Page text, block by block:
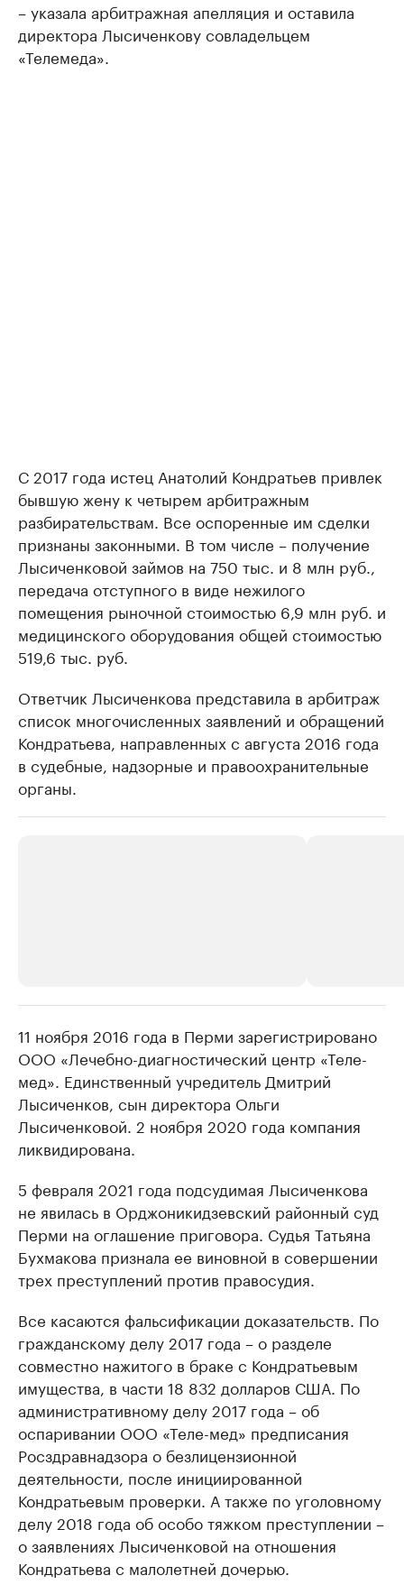
– указала арбитражная апелляция и оставила
директора Лысиченкову совладельцем
«Телемеда».
С 2017 года истец Анатолий Кондратьев привлек
бывшую жену к четырем арбитражным
разбирательствам. Все оспоренные им сделки
признаны законными. В том числе – получение
Лысиченковой займов на 750 тыс. и 8 млн руб.,
передача отступного в виде нежилого
помещения рыночной стоимостью 6,9 млн руб. и
медицинского оборудования общей стоимостью
519,6 тыс. руб.
Ответчик Лысиченкова представила в арбитраж
список многочисленных заявлений и обращений
Кондратьева, направленных с августа 2016 года
в судебные, надзорные и правоохранительные
органы.
РБК Компании
Крупнейшие производители и
продавцы медийной продукции
Ознакомьтесь с информацией в каталоге
Страховые
11 ноября 2016 года в Перми зарегистрировано
ООО «Лечебно-диагностический центр «Теле-
мед». Единственный учредитель Дмитрий
Лысиченков, сын директора Ольги
Лысиченковой. 2 ноября 2020 года компания
ликвидирована.
5 февраля 2021 года подсудимая Лысиченкова
не явилась в Орджоникидзевский районный суд
Перми на оглашение приговора. Судья Татьяна
Бухмакова признала ее виновной в совершении
трех преступлений против правосудия.
Все касаются фальсификации доказательств. По
гражданскому делу 2017 года – о разделе
совместно нажитого в браке с Кондратьевым
имущества, в части 18 832 долларов США. По
административному делу 2017 года – об
оспаривании ООО «Теле-мед» предписания
Росздравнадзора о безлицензионной
деятельности, после инициированной
Кондратьевым проверки. А также по уголовному
делу 2018 года об особо тяжком преступлении –
о заявлениях Лысиченковой на отношения
Кондратьева с малолетней дочерью.